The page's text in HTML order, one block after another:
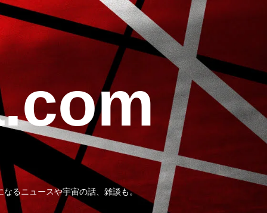
るニュースや宇宙の話、雑談も。